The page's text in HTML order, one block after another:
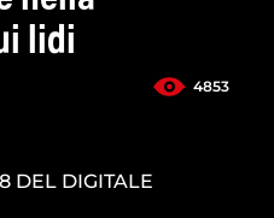
lidi
4853
DEL DIGITALE